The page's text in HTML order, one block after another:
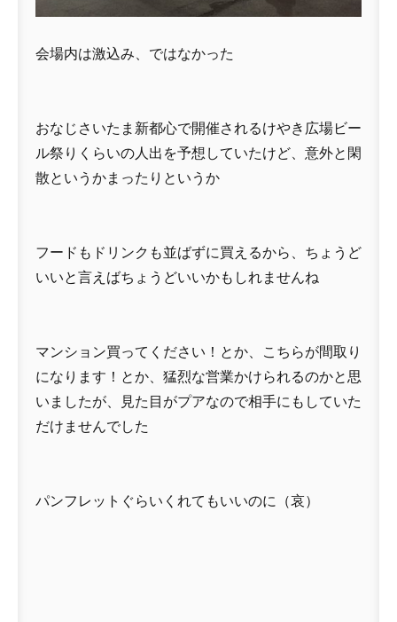
会場内は激込み、ではなかった
おなじさいたま新都心で開催されるけやき広場ビー
ル祭りくらいの人出を予想していたけど、意外と閑
散というかまったりというか
フードもドリンクも並ばずに買えるから、ちょうど
いいと言えばちょうどいいかもしれませんね
マンション買ってください！とか、こちらが間取り
になります！とか、猛烈な営業かけられるのかと思
いましたが、見た目がプアなので相手にもしていた
だけませんでした
パンフレットぐらいくれてもいいのに（哀）